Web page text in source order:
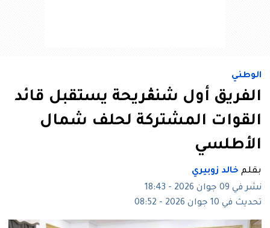
الوطني
الفريق أول شنڨريحة يستقبل قائد
القوات المشتركة لحلف شمال
الأطلسي
بقلم خالد زوبيري
نشر في 09 جوان 2026 - 18:43
تحديث في 10 جوان 2026 - 08:52